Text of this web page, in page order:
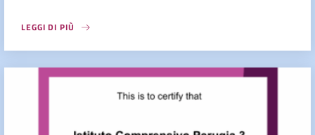
LEGGI DI PIÙ